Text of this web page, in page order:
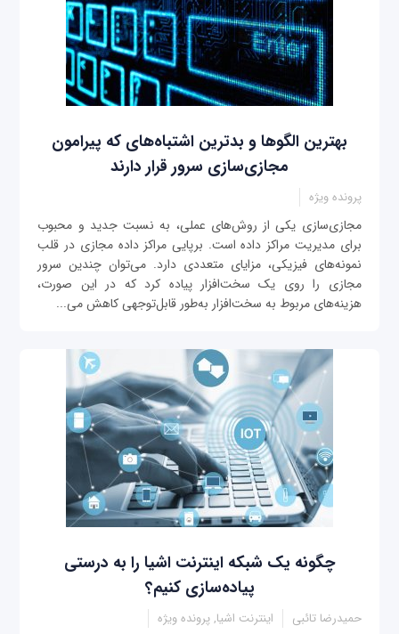
بهترین الگوها و بدترین اشتباه‌های که پیرامون
مجازی‌سازی سرور قرار دارند
پرونده ویژه
مجازی‌سازی یکی از روش‌های عملی، به نسبت جدید و محبوب
برای مدیریت مراکز داده است. برپایی مراکز داده مجازی در قلب
نمونه‌های فیزیکی، مزایای متعددی دارد. می‌توان چندین سرور
مجازی را روی یک سخت‌افزار پیاده کرد که در این صورت،
هزینه‌های مربوط به سخت‌افزار به‌طور قابل‌توجهی کاهش می‌...
چگونه یک شبکه اینترنت اشیا را به درستی
پیاده‌سازی کنیم؟
حمیدرضا تائبی اینترنت اشیا, پرونده ویژه